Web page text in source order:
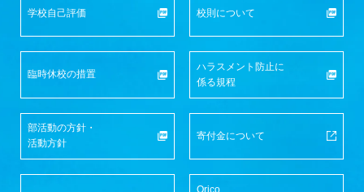
学校自己評価 校則について
臨時休校の措置
ハラスメント防止に
係る規程
部活動の方針・
活動方針
寄付金について
Orico